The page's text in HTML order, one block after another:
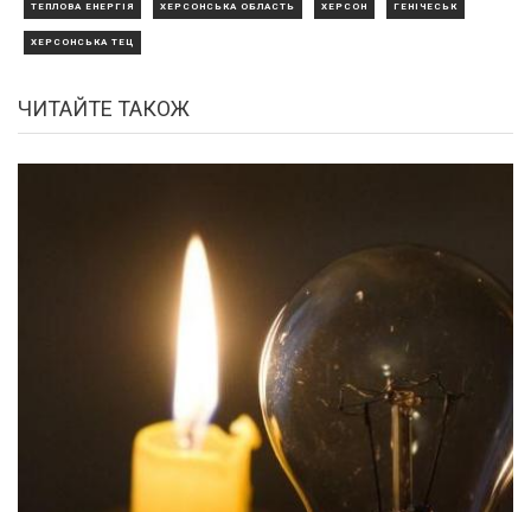
ТЕПЛОВА ЕНЕРГІЯ ХЕРСОНСЬКА ОБЛАСТЬ ХЕРСОН ГЕНІЧЕСЬК
ХЕРСОНСЬКА ТЕЦ
ЧИТАЙТЕ ТАКОЖ